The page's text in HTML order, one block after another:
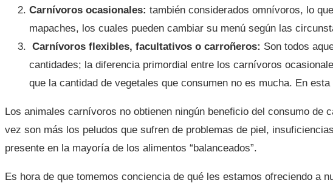
Carnívoros ocasionales: también considerados omnívoros, lo
mapaches, los cuales pueden cambiar su menú según las
Carnívoros flexibles, facultativos o carroñeros: Son todos
cantidades; la diferencia primordial entre los carnívoros
que la cantidad de vegetales que consumen no es mucha. En
Los animales carnívoros no obtienen ningún beneficio del consumo
vez son más los peludos que sufren de problemas de piel,
presente en la mayoría de los alimentos “balanceados”.
Es hora de que tomemos conciencia de qué les estamos ofreciendo a